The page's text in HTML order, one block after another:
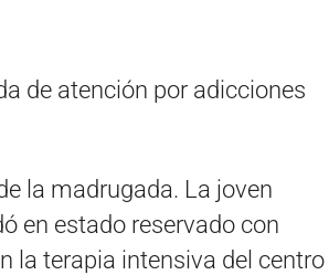
de atención por adicciones
la madrugada. La joven
en estado reservado con
la terapia intensiva del centro